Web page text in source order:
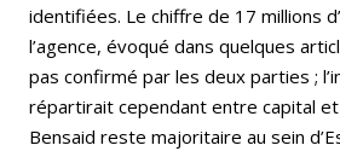
identifiées. Le chiffre de 17 millions
l’agence, évoqué dans quelques
pas confirmé par les deux parties ;
répartirait cependant entre capital
Bensaid reste majoritaire au sein